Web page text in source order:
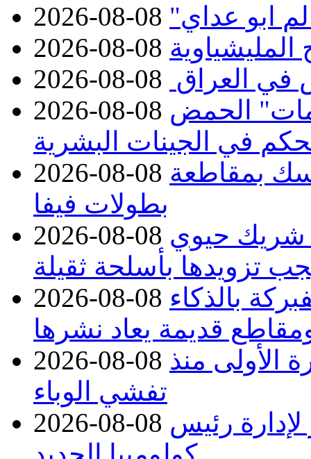
2026-08-08
2026-08-08
2026-08-08 في العراق
2026-08-08 الحمض
في الجينات البشرية
2026-08-08 بمقاطعة
بطولات فيفا
2026-08-08 شريك حيوي
تزويدها بأسلحة ثقيلة
2026-08-08 بالذكاء
قديمة يعاد نشرها
2026-08-08 تتجاوز 4000 للمرة الأولى منذ
تفشي الوباء
2026-08-08 رئيس